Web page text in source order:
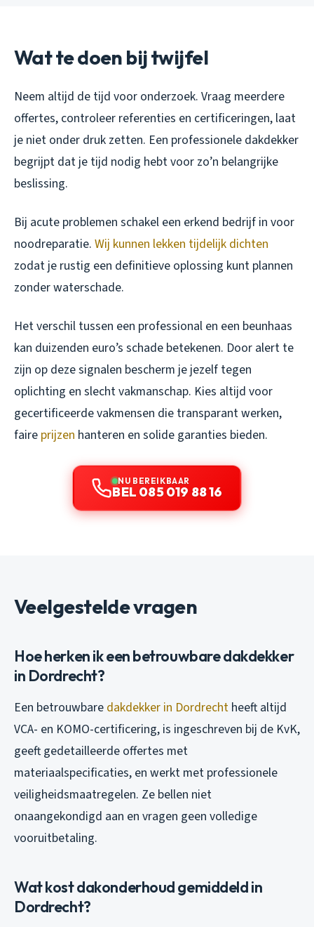
Wat te doen bij twijfel
Neem altijd de tijd voor onderzoek. Vraag meerdere
offertes, controleer referenties en certificeringen, laat
je niet onder druk zetten. Een professionele dakdekker
begrijpt dat je tijd nodig hebt voor zo’n belangrijke
beslissing.
Bij acute problemen schakel een erkend bedrijf in voor
noodreparatie. Wij kunnen lekken tijdelijk dichten
zodat je rustig een definitieve oplossing kunt plannen
zonder waterschade.
Het verschil tussen een professional en een beunhaas
kan duizenden euro’s schade betekenen. Door alert te
zijn op deze signalen bescherm je jezelf tegen
oplichting en slecht vakmanschap. Kies altijd voor
gecertificeerde vakmensen die transparant werken,
faire prijzen hanteren en solide garanties bieden.
NU BEREIKBAAR
BEL 085 019 88 16
Veelgestelde vragen
Hoe herken ik een betrouwbare dakdekker
in Dordrecht?
Een betrouwbare dakdekker in Dordrecht heeft altijd
VCA- en KOMO-certificering, is ingeschreven bij de KvK,
geeft gedetailleerde offertes met
materiaalspecificaties, en werkt met professionele
veiligheidsmaatregelen. Ze bellen niet
onaangekondigd aan en vragen geen volledige
vooruitbetaling.
Wat kost dakonderhoud gemiddeld in
Dordrecht?